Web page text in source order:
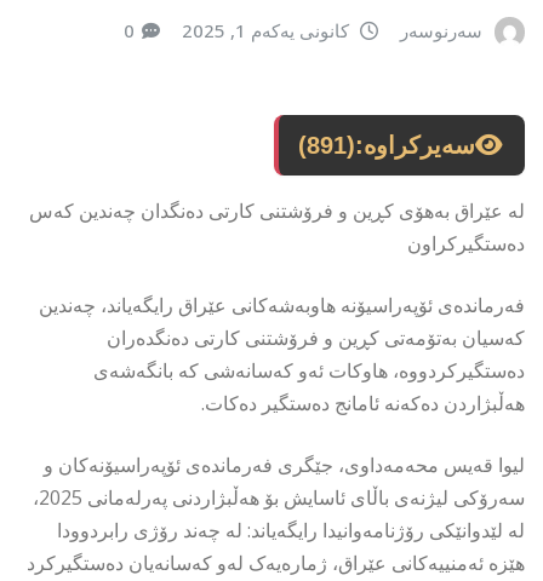
سەرنوسەر کانونی یەکەم 1, 2025 0
سەیرکراوە:(891)
لە عێراق بەهۆی کڕین و فرۆشتنی کارتی دەنگدان چەندین کەس
دەستگیرکراون
فەرماندەی ئۆپەراسیۆنە هاوبەشەکانی عێراق رایگەیاند، چەندین
کەسیان بەتۆمەتی کڕین و فرۆشتنی کارتی دەنگدەران
دەستگیرکردووە، هاوکات ئەو کەسانەشی كە بانگەشەی
هەڵبژاردن دەکەنە ئامانج دەستگیر دەکات.
لیوا قەیس محەمەداوی، جێگری فەرماندەی ئۆپەراسیۆنەکان و
سەرۆکی لیژنەی باڵای ئاسایش بۆ هەڵبژاردنی پەرلەمانی 2025،
لە لێدوانێکی رۆژنامەوانیدا رایگەیاند: لە چەند رۆژی رابردوودا
هێزە ئەمنییەکانی عێراق، ژمارەیەک لەو كەسانەیان دەستگيرکرد